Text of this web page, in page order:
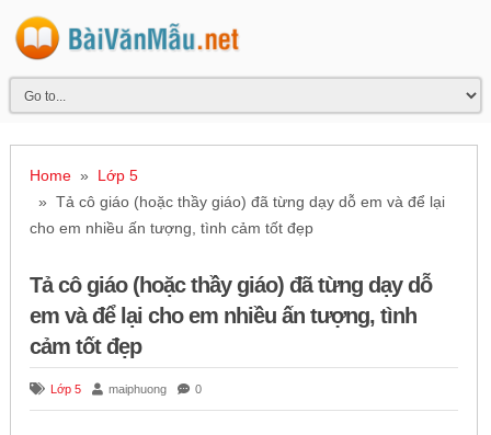
Home» Lớp 5
» Tả cô giáo (hoặc thầy giáo) đã từng dạy dỗ em và để lại
cho em nhiều ấn tượng, tình cảm tốt đẹp
Tả cô giáo (hoặc thầy giáo) đã từng dạy dỗ
em và để lại cho em nhiều ấn tượng, tình
cảm tốt đẹp
Lớp 5 maiphuong 0